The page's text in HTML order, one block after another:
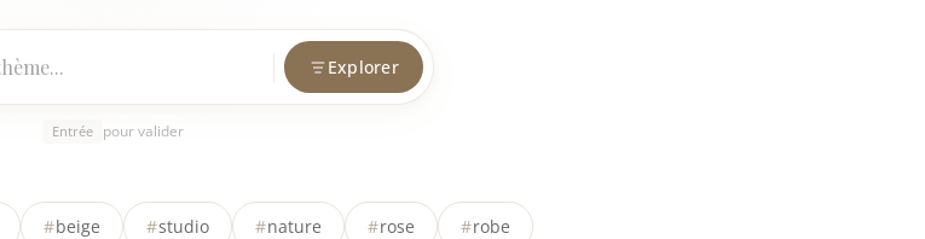
Explorer
Entrée pour valider
#beige #studio #nature #rose #robe